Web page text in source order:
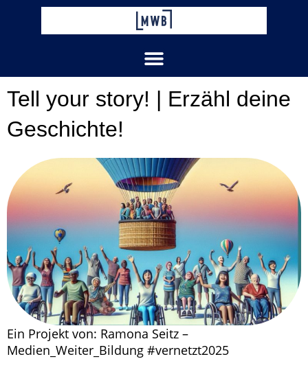
Tell your story! | Erzähl deine
Geschichte!
Ein Projekt von: Ramona Seitz –
Medien_Weiter_Bildung #vernetzt2025